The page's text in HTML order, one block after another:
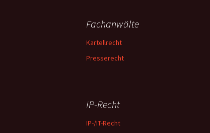
Fachanwälte
Kartellrecht
Presserecht
IP-Recht
IP-/IT-Recht